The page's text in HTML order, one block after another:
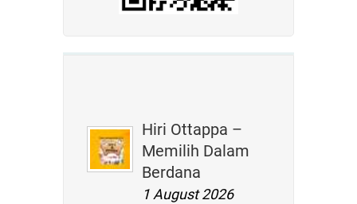
Hiri Ottappa –
Memilih Dalam
Berdana
1 August 2026